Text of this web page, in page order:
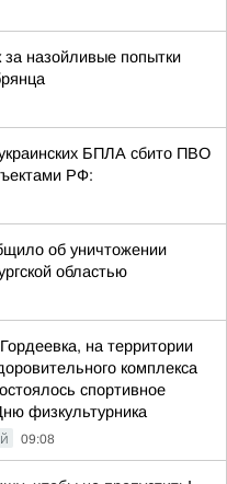
за назойливые попытки
БПЛА сбито ПВО
РФ:
об уничтожении
областью
на территории
комплекса
спортивное
физкультурника
09:08